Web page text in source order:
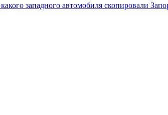
западного автомобиля скопировали